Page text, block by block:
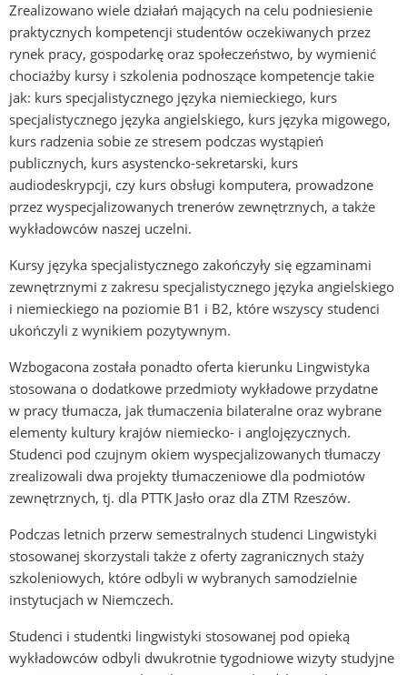
Zrealizowano wiele działań mających na celu podniesienie
praktycznych kompetencji studentów oczekiwanych przez
rynek pracy, gospodarkę oraz społeczeństwo, by wymienić
chociażby kursy i szkolenia podnoszące kompetencje takie
jak: kurs specjalistycznego języka niemieckiego, kurs
specjalistycznego języka angielskiego, kurs języka migowego,
kurs radzenia sobie ze stresem podczas wystąpień
publicznych, kurs asystencko-sekretarski, kurs
audiodeskrypcji, czy kurs obsługi komputera, prowadzone
przez wyspecjalizowanych trenerów zewnętrznych, a także
wykładowców naszej uczelni.
Kursy języka specjalistycznego zakończyły się egzaminami
zewnętrznymi z zakresu specjalistycznego języka angielskiego
i niemieckiego na poziomie B1 i B2, które wszyscy studenci
ukończyli z wynikiem pozytywnym.
Wzbogacona została ponadto oferta kierunku Lingwistyka
stosowana o dodatkowe przedmioty wykładowe przydatne
w pracy tłumacza, jak tłumaczenia bilateralne oraz wybrane
elementy kultury krajów niemiecko- i anglojęzycznych.
Studenci pod czujnym okiem wyspecjalizowanych tłumaczy
zrealizowali dwa projekty tłumaczeniowe dla podmiotów
zewnętrznych, tj. dla PTTK Jasło oraz dla ZTM Rzeszów.
Podczas letnich przerw semestralnych studenci Lingwistyki
stosowanej skorzystali także z oferty zagranicznych staży
szkoleniowych, które odbyli w wybranych samodzielnie
instytucjach w Niemczech.
Studenci i studentki lingwistyki stosowanej pod opieką
wykładowców odbyli dwukrotnie tygodniowe wizyty studyjne